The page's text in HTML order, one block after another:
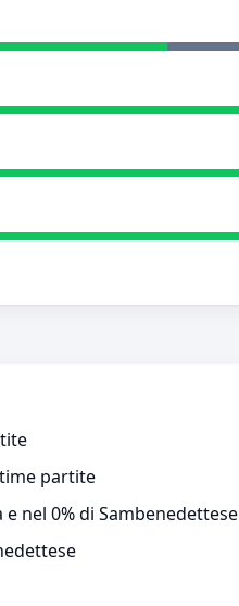
partite
nel 0% di Sambenedettese